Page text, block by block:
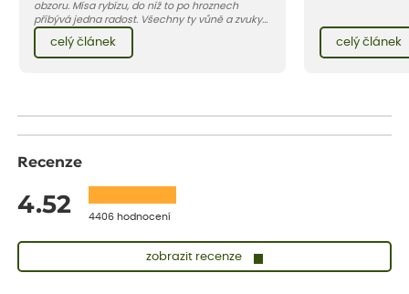
obzoru. Mísa rybízu, do níž to po hroznech
přibývá jedna radost. Všechny ty vůně a zvuky
červencové zahrady. Sklizeň rybízu do kuchyně
vnese neuvěřitelný klid a radost. A taky trochu
bezstarostnosti dětství při mlsání babiččina
celý článek
horké a suché
Pojďme se
celý článek
Recenze
4.52 4406 hodnocení
zobrazit recenze